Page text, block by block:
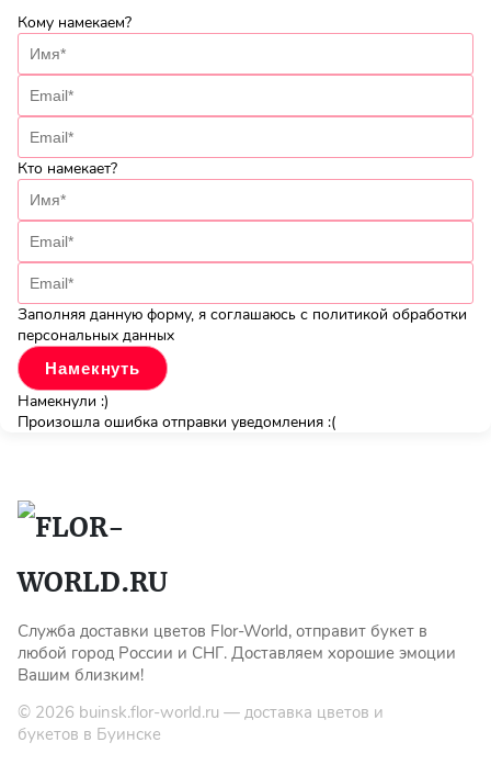
Кому намекаем?
Кто намекает?
Заполняя данную форму, я соглашаюсь с политикой обработки
персональных данных
Намекнули :)
Произошла ошибка отправки уведомления :(
Служба доставки цветов Flor-World, отправит букет в
любой город России и СНГ. Доставляем хорошие эмоции
Вашим близким!
© 2026 buinsk.flor-world.ru — доставка цветов и
букетов в Буинске